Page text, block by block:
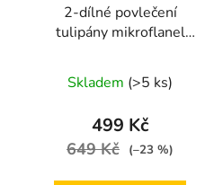
2-dílné povlečení
tulipány mikroflanel
postel
Skladem (>5 ks)
499 Kč
649 Kč (–23 %)